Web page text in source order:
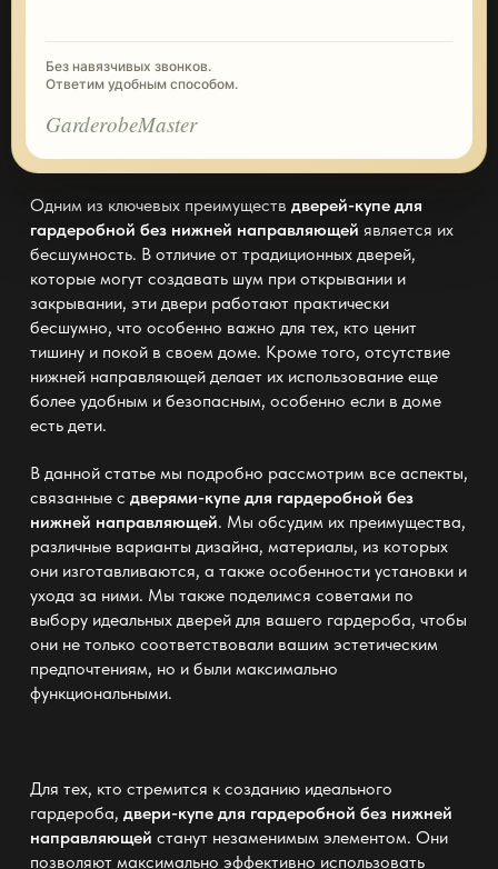
Без навязчивых звонков.
Ответим удобным способом.
GarderobeMaster
Одним из ключевых преимуществ дверей-купе для
гардеробной без нижней направляющей является их
бесшумность. В отличие от традиционных дверей,
которые могут создавать шум при открывании и
закрывании, эти двери работают практически
бесшумно, что особенно важно для тех, кто ценит
тишину и покой в своем доме. Кроме того, отсутствие
нижней направляющей делает их использование еще
более удобным и безопасным, особенно если в доме
есть дети.
В данной статье мы подробно рассмотрим все аспекты,
связанные с дверями-купе для гардеробной без
нижней направляющей. Мы обсудим их преимущества,
различные варианты дизайна, материалы, из которых
они изготавливаются, а также особенности установки и
ухода за ними. Мы также поделимся советами по
выбору идеальных дверей для вашего гардероба, чтобы
они не только соответствовали вашим эстетическим
предпочтениям, но и были максимально
функциональными.
Для тех, кто стремится к созданию идеального
гардероба, двери-купе для гардеробной без нижней
направляющей станут незаменимым элементом. Они
позволяют максимально эффективно использовать